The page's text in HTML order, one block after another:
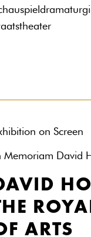
on Screen
Memoriam David
ARTS